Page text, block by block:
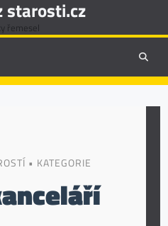
starosti.cz
řemesel
• KATEGORIE